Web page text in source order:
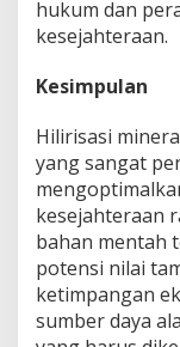
hukum dan
kesejahteraan.
Kesimpulan
Hilirisasi
yang sangat
kesejahteraan
bahan mentah
potensi nilai
ketimpangan
sumber daya